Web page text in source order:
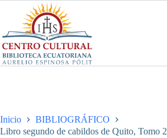
contenido
Inicio
BIBLIOGRÁFICO
Libro segundo de cabildos de Quito, Tomo 2